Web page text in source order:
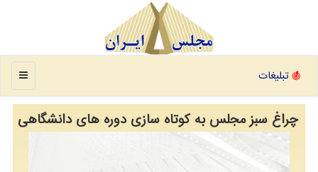
منو تبلیغات
چراغ سبز مجلس به کوتاه سازی دوره های دانشگاهی